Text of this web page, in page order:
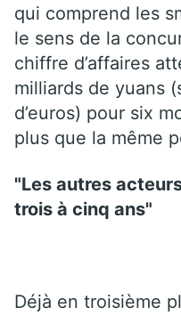
qui comprend les
le sens de la
chiffre d’affaires
milliards de yuans
d’euros) pour six
plus que la même
"Les autres
trois à cinq ans"
Déjà en troisième